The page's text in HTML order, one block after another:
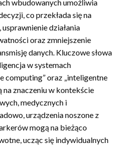
wbudowanych umożliwia
co przekłada się na
działania
oraz zmniejszenie
danych. Kluczowe słowa
w systemach
computing” oraz „inteligentne
na znaczeniu w kontekście
medycznych i
urządzenia noszone z
mogą na bieżąco
ucząc się indywidualnych